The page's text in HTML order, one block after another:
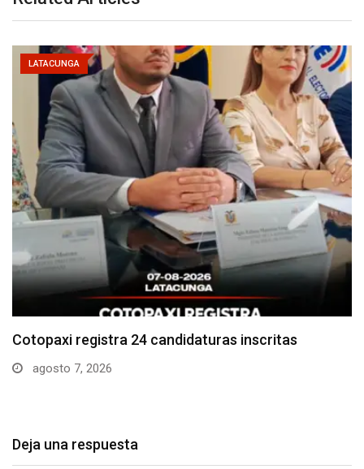
LATACUNGA
Parque Nacional Cotopaxi espera alta afluencia de
visitantes…
Deja una respuesta